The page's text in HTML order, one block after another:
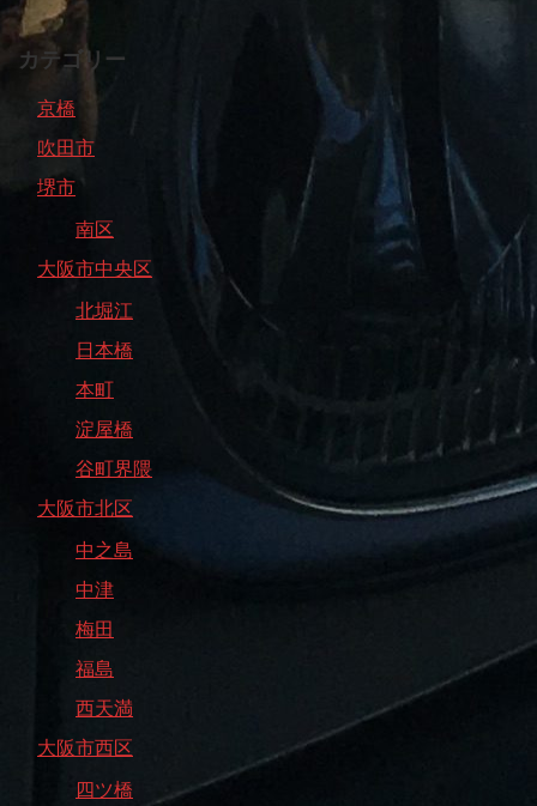
カテゴリー
京橋
吹田市
堺市
南区
大阪市中央区
北堀江
日本橋
本町
淀屋橋
谷町界隈
大阪市北区
中之島
中津
梅田
福島
西天満
大阪市西区
四ツ橋